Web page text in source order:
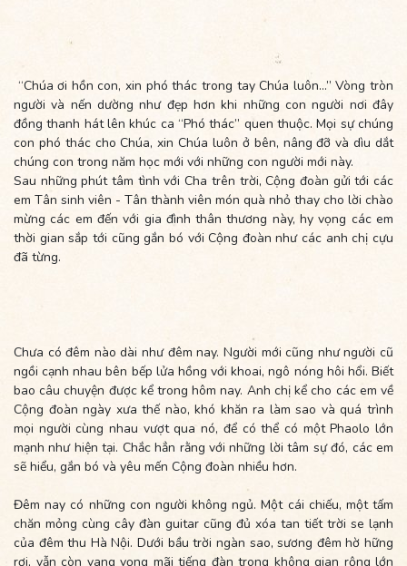
“Chúa ơi hồn con, xin phó thác trong tay Chúa luôn...” Vòng tròn
người và nến dường như đẹp hơn khi những con người nơi đây
đồng thanh hát lên khúc ca “Phó thác” quen thuộc. Mọi sự chúng
con phó thác cho Chúa, xin Chúa luôn ở bên, nâng đỡ và dìu dắt
chúng con trong năm học mới với những con người mới này.
Sau những phút tâm tình với Cha trên trời, Cộng đoàn gửi tới các
em Tân sinh viên - Tân thành viên món quà nhỏ thay cho lời chào
mừng các em đến với gia đình thân thương này, hy vọng các em
thời gian sắp tới cũng gắn bó với Cộng đoàn như các anh chị cựu
đã từng.
Chưa có đêm nào dài như đêm nay. Người mới cũng như người cũ
ngồi cạnh nhau bên bếp lửa hồng với khoai, ngô nóng hôi hổi. Biết
bao câu chuyện được kể trong hôm nay. Anh chị kể cho các em về
Cộng đoàn ngày xưa thế nào, khó khăn ra làm sao và quá trình
mọi người cùng nhau vượt qua nó, để có thể có một Phaolo lớn
mạnh như hiện tại. Chắc hẳn rằng với những lời tâm sự đó, các em
sẽ hiểu, gắn bó và yêu mến Cộng đoàn nhiều hơn.
Đêm nay có những con người không ngủ. Một cái chiếu, một tấm
chăn mỏng cùng cây đàn guitar cũng đủ xóa tan tiết trời se lạnh
của đêm thu Hà Nội. Dưới bầu trời ngàn sao, sương đêm hờ hững
rơi, vẫn còn vang vọng mãi tiếng đàn trong không gian rộng lớn